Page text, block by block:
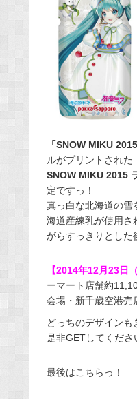
「SNOW MIKU 2015
ルがプリントされた
SNOW MIKU 2015
定ですっ！
真っ白な北海道の雪
海道産練乳が使用さ
がらすっきりとした
【2014年12月23日
ーマート店舗約
会場・新千歳空港売
どっちのデザインも
是非GETしてくだ
最後はこちらっ！